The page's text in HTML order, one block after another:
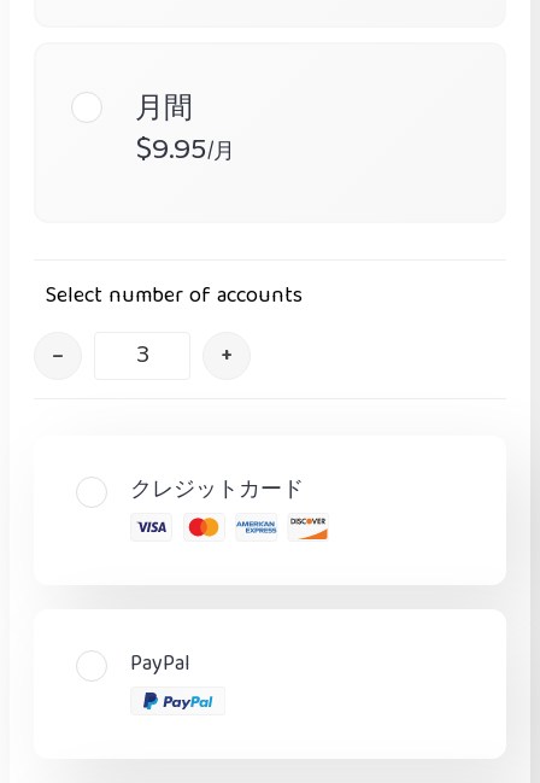
月間
$9.95/月
Select number of accounts
– +
クレジットカード
PayPal